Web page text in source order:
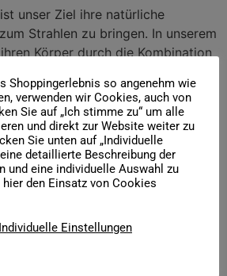
unser Ziel ihre natürliche
Strahlen zu bringen. In unserem
Körper durch die Kombination
Haarstylisten zaubern ihr Style
zu. Und wenn Sie noch
nehmen wollen können wir Sie in
beraten.
Jetzt Shoppen
Shoppingerlebnis so angenehm wie
verwenden wir Cookies, auch von
Sie auf „Ich stimme zu“ um alle
und direkt zur Website weiter zu
Sie unten auf „Individuelle
detaillierte Beschreibung der
und eine individuelle Auswahl zu
den Einsatz von Cookies
Individuelle Einstellungen